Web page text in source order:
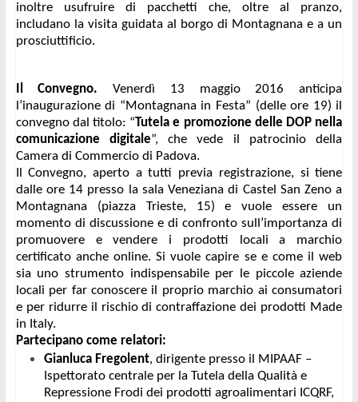
inoltre usufruire di pacchetti che, oltre al pranzo,
includano la visita guidata al borgo di Montagnana e a un
prosciuttificio.
Il Convegno. Venerdì 13 maggio 2016 anticipa
l’inaugurazione di “Montagnana in Festa” (delle ore 19) il
convegno dal titolo: “ Tutela e promozione delle DOP nella
comunicazione digitale”, che vede il patrocinio della
Camera di Commercio di Padova.
Il Convegno, aperto a tutti previa registrazione, si tiene
dalle ore 14 presso la sala Veneziana di Castel San Zeno a
Montagnana (piazza Trieste, 15) e vuole essere un
momento di discussione e di confronto sull’importanza di
promuovere e vendere i prodotti locali a marchio
certificato anche online. Si vuole capire se e come il web
sia uno strumento indispensabile per le piccole aziende
locali per far conoscere il proprio marchio ai consumatori
e per ridurre il rischio di contraffazione dei prodotti Made
in Italy.
Partecipano come relatori:
Gianluca Fregolent, dirigente presso il MIPAAF –
Ispettorato centrale per la Tutela della Qualità e
Repressione Frodi dei prodotti agroalimentari ICQRF,